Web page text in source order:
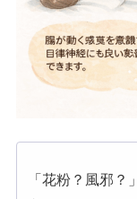
「花粉？風邪